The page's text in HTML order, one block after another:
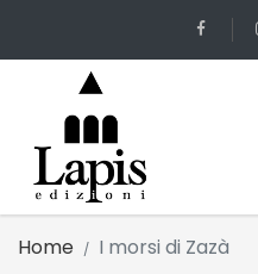
Home I morsi di Zazà